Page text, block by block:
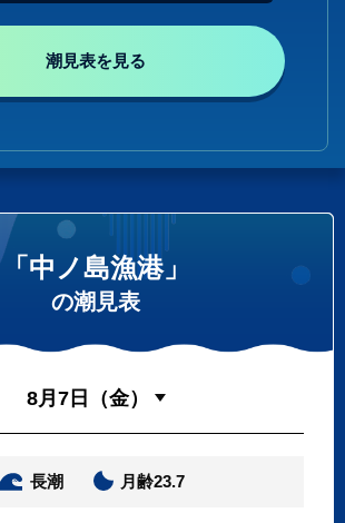
潮見表を見る
「中ノ島漁港」
の潮見表
長潮 月齢23.7